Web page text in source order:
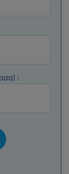
: